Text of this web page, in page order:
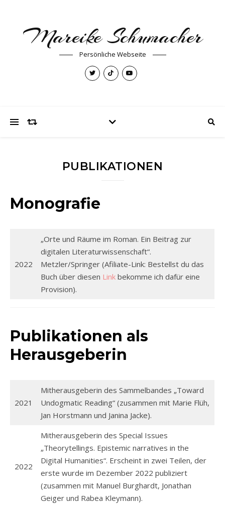
Mareike Schumacher
Persönliche Webseite
PUBLIKATIONEN
Monografie
2022
„Orte und Räume im Roman. Ein Beitrag zur
digitalen Literaturwissenschaft“.
Metzler/Springer (Afiliate-Link: Bestellst du das
Buch über diesen Linkbekomme ich dafür eine
Provision).
Publikationen als
Herausgeberin
2021
Mitherausgeberin des Sammelbandes „Toward
Undogmatic Reading“ (zusammen mit Marie Flüh,
Jan Horstmann und Janina Jacke).
2022
Mitherausgeberin des Special Issues
„Theorytellings. Epistemic narratives in the
Digital Humanities“. Erscheint in zwei Teilen, der
erste wurde im Dezember 2022 publiziert
(zusammen mit Manuel Burghardt, Jonathan
Geiger und Rabea Kleymann).